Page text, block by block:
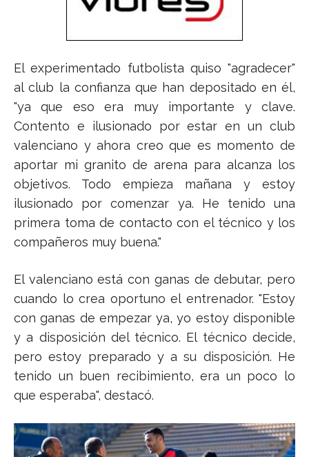
El experimentado futbolista quiso "agradecer"
al club la confianza que han depositado en él,
"ya que eso era muy importante y clave.
Contento e ilusionado por estar en un club
valenciano y ahora creo que es momento de
aportar mi granito de arena para alcanza los
objetivos. Todo empieza mañana y estoy
ilusionado por comenzar ya. He tenido una
primera toma de contacto con el técnico y los
compañeros muy buena."
El valenciano está con ganas de debutar, pero
cuando lo crea oportuno el entrenador. "Estoy
con ganas de empezar ya, yo estoy disponible
y a disposición del técnico. El técnico decide,
pero estoy preparado y a su disposición. He
tenido un buen recibimiento, era un poco lo
que esperaba", destacó.